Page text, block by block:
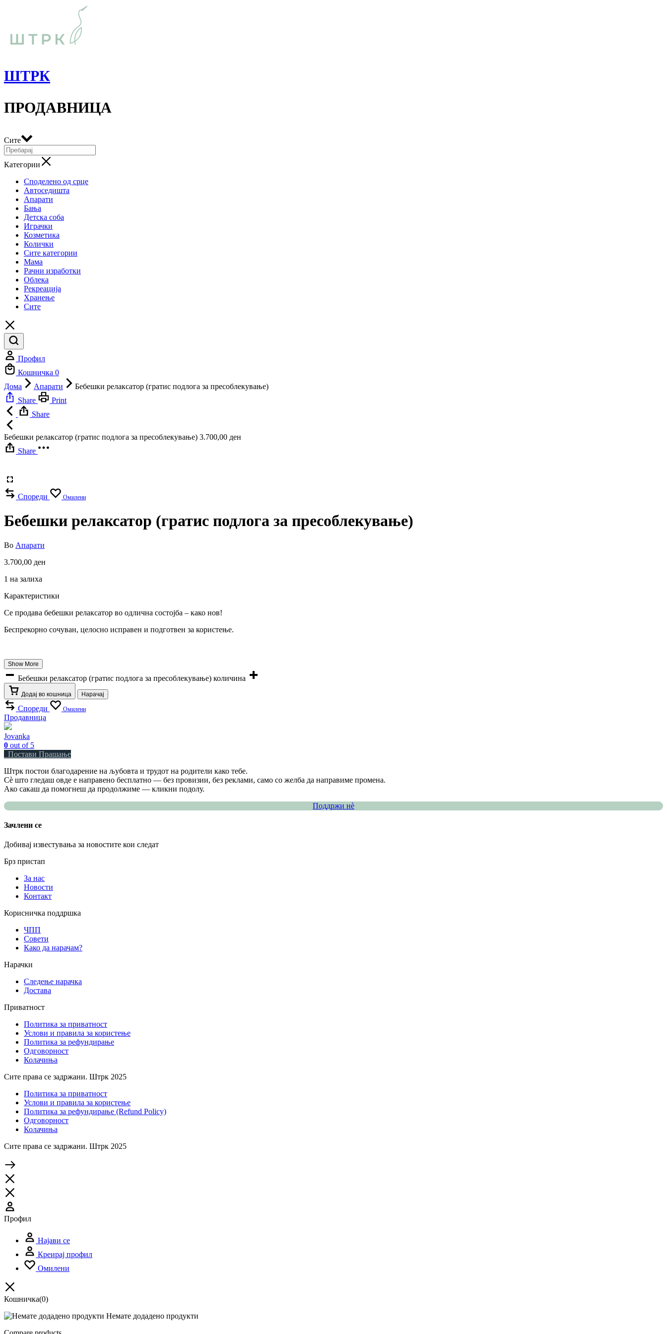
ШТРК
ПРОДАВНИЦА
Сите
Категории
Споделено од срце
Автоседишта
Апарати
Бања
Детска соба
Играчки
Козметика
Колички
Сите категории
Мама
Рачни изработки
Облека
Рекреација
Хранење
Сите
Профил
Кошничка 0
Дома
Апарати
Бебешки релаксатор (гратис подлога за пресоблекување)
Share
Print
Share
Бебешки релаксатор (гратис подлога за пресоблекување) 3.700,00 ден
Share
Спореди Омилени
Бебешки релаксатор (гратис подлога за пресоблекување)
Во Апарати
3.700,00 ден
1 на залиха
Карактеристики
Се продава бебешки релаксатор во одлична состојба – како нов!
Беспрекорно сочуван, целосно исправен и подготвен за користење.
Show More
Бебешки релаксатор (гратис подлога за пресоблекување) количина
Додај во кошница Нарачај
Спореди Омилени
Продавница
Jovanka
0 out of 5
Постави Прашање
Штрк постои благодарение на љубовта и трудот на родители како тебе.
Сè што гледаш овде е направено бесплатно — без провизии, без реклами, само со желба да направиме промена.
Ако сакаш да помогнеш да продолжиме — кликни подолу.
Поддржи нѐ
Зачлени се
Добивај известувања за новостите кои следат
Брз пристап
За нас
Новости
Контакт
Корисничка поддршка
ЧПП
Совети
Како да нарачам?
Нарачки
Следење нарачка
Достава
Приватност
Политика за приватност
Услови и правила за користење
Политика за рефундирање
Одговорност
Колачиња
Сите права се задржани. Штрк 2025
Политика за приватност
Услови и правила за користење
Политика за рефундирање (Refund Policy)
Одговорност
Колачиња
Сите права се задржани. Штрк 2025
Профил
Најави се
Креирај профил
Омилени
Кошничка(0)
Немате додадено продукти